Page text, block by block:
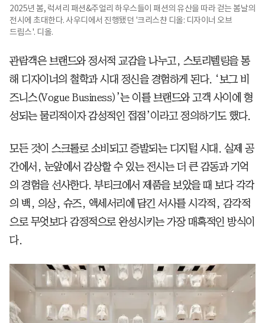
2025년 봄, 럭셔리 패션&주얼리 하우스들이 패션의 유산을 따라 걷는 봄날의
전시에 초대한다. 사우디에서 진행됐던 '크리스챤 디올: 디자이너 오브
드림스'. 디올.
관람객은 브랜드와 정서적 교감을 나누고, 스토리텔링을 통
해 디자이너의 철학과 시대 정신을 경험하게 된다. ‘보그 비
즈니스(Vogue Business)’는 이를 브랜드와 고객 사이에 형
성되는 물리적이자 감성적인 접점’이라고 정의하기도 했다.
모든 것이 스크롤로 소비되고 증발되는 디지털 시대. 실제 공
간에서, 눈앞에서 감상할 수 있는 전시는 더 큰 감동과 기억
의 경험을 선사한다. 부티크에서 제품을 보았을 때 보다 각각
의 백, 의상, 슈즈, 액세서리에 담긴 서사를 시각적, 감각적
으로 무엇보다 감정적으로 완성시키는 가장 매혹적인 방식이
다.